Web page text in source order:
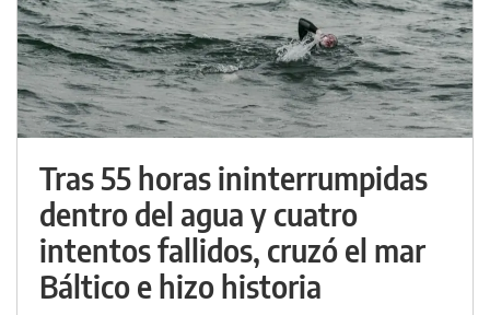
Tras 55 horas ininterrumpidas
dentro del agua y cuatro
intentos fallidos, cruzó el mar
Báltico e hizo historia